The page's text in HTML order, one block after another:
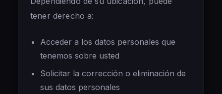
tener derecho a:
Acceder a los datos personales que
tenemos sobre usted
Solicitar la corrección o eliminación de
sus datos personales